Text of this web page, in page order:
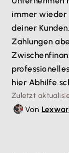
immer wieder
deiner
Zahlungen
hier Abhilfe
Zuletzt
Von